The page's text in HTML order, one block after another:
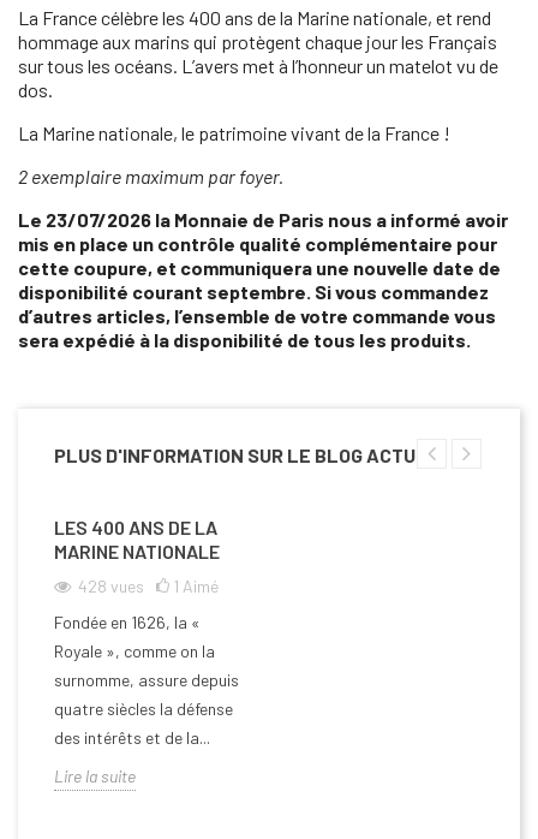
La France célèbre les 400 ans de la Marine nationale, et rend
hommage aux marins qui protègent chaque jour les Français
sur tous les océans. L’avers met à l’honneur un matelot vu de
dos.
La Marine nationale, le patrimoine vivant de la France !
2 exemplaire maximum par foyer.
Le 23/07/2026 la Monnaie de Paris nous a informé avoir
mis en place un contrôle qualité complémentaire pour
cette coupure, et communiquera une nouvelle date de
disponibilité courant septembre. Si vous commandez
d’autres articles, l’ensemble de votre commande vous
sera expédié à la disponibilité de tous les produits.
PLUS D'INFORMATION SUR LE BLOG ACTU
LES 400 ANS DE LA
MARINE NATIONALE
428 vues 1 Aimé
Fondée en 1626, la «
Royale », comme on la
surnomme, assure depuis
quatre siècles la défense
des intérêts et de la...
Lire la suite